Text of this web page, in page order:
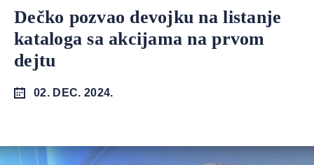
Dečko pozvao devojku na listanje
kataloga sa akcijama na prvom
dejtu
02. DEC. 2024.